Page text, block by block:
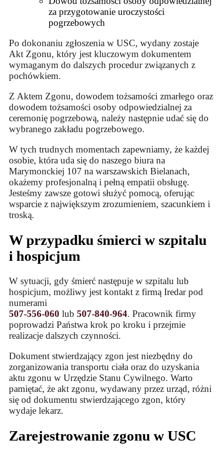
za przygotowanie uroczystości
pogrzebowych
Po dokonaniu zgłoszenia w USC, wydany zostaje
Akt Zgonu, który jest kluczowym dokumentem
wymaganym do dalszych procedur związanych z
pochówkiem.
Z Aktem Zgonu, dowodem tożsamości zmarłego oraz
dowodem tożsamości osoby odpowiedzialnej za
ceremonię pogrzebową, należy następnie udać się do
wybranego zakładu pogrzebowego.
W tych trudnych momentach zapewniamy, że każdej
osobie, która uda się do naszego biura na
Marymonckiej 107 na warszawskich Bielanach,
okażemy profesjonalną i pełną empatii obsługę.
Jesteśmy zawsze gotowi służyć pomocą, oferując
wsparcie z największym zrozumieniem, szacunkiem i
troską.
W przypadku śmierci w szpitalu
i hospicjum
W sytuacji, gdy śmierć następuje w szpitalu lub
hospicjum, możliwy jest kontakt z firmą Iredar pod
numerami
507-556-060 lub 507-840-964. Pracownik firmy
poprowadzi Państwa krok po kroku i przejmie
realizacje dalszych czynności.
Dokument stwierdzający zgon jest niezbędny do
zorganizowania transportu ciała oraz do uzyskania
aktu zgonu w Urzędzie Stanu Cywilnego. Warto
pamiętać, że akt zgonu, wydawany przez urząd, różni
się od dokumentu stwierdzającego zgon, który
wydaje lekarz.
Zarejestrowanie zgonu w USC